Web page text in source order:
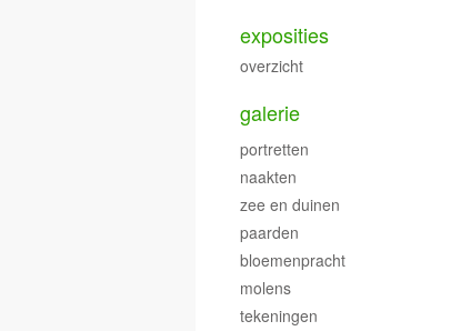
exposities
overzicht
galerie
portretten
naakten
zee en duinen
paarden
bloemenpracht
molens
tekeningen